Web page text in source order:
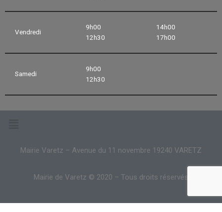
Vendredi
9h00
12h30
14h00
17h00
Samedi
9h00
12h30
Mairie Varetz – Avenue du 11 novembre 19240 VARETZ
Mairie de Varetz © 2020 – Tous droits réservés